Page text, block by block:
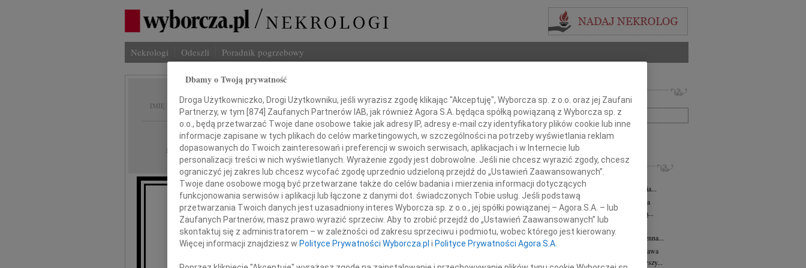
Nekrologi Odeszli Poradnik pogrzebowy
IMIĘ I NAZWISKO: Krystyna Jamroz
REGION: Warszawa
DATA EMISJI: 29.08.2023
29 sierpnia 2023 roku.
mija setna rocznica urodzin
Imię i nazwisko lub numer ogłoszenia:
+ szukanie zaawansowane
INNE NEKROLOGI
Asia Kułakowska 07.08.2026
Asia Kułakowska 8 czerwca 1984 - 9 sierpnia...
Małgorzata Kościelska
Warszawa
Z żalem żegnam prof. Małgorzatę Kościelską...
Janusz Goetze
07.08.2026
Janusz Goetze adwokat 9 lat bez Ciebie Bożenna...
Wacława Stec-Myśliwska
Warszawa
W dniu 4 sierpnia 2026 roku zmarła przeżywszy...
Dbamy o Twoją prywatność
Droga Użytkowniczko, Drogi Użytkowniku, jeśli wyrazisz zgodę klikając "Akceptuję", Wyborcza sp. z o.o. oraz jej Zaufani
Partnerzy, w tym [874] Zaufanych Partnerów IAB, jak również Agora S.A. będąca spółką powiązaną z Wyborcza sp. z
o.o., będą przetwarzać Twoje dane osobowe takie jak adresy IP, adresy e-mail czy identyfikatory plików cookie lub inne
informacje zapisane w tych plikach do celów marketingowych, w szczególności na potrzeby wyświetlania reklam
dopasowanych do Twoich zainteresowań i preferencji w swoich serwisach, aplikacjach i w Internecie lub
personalizacji treści w nich wyświetlanych. Wyrażenie zgody jest dobrowolne. Jeśli nie chcesz wyrazić zgody, chcesz
ograniczyć jej zakres lub chcesz wycofać zgodę uprzednio udzieloną przejdź do „Ustawień Zaawansowanych”.
Twoje dane osobowe mogą być przetwarzane także do celów badania i mierzenia informacji dotyczących
funkcjonowania serwisów i aplikacji lub łączone z danymi dot. świadczonych Tobie usług. Jeśli podstawą
przetwarzania Twoich danych jest uzasadniony interes Wyborcza sp. z o.o., jej spółki powiązanej – Agora S.A. – lub
Zaufanych Partnerów, masz prawo wyrazić sprzeciw. Aby to zrobić przejdź do „Ustawień Zaawansowanych” lub
skontaktuj się z administratorem – w zależności od zakresu sprzeciwu i podmiotu, wobec którego jest kierowany.
Więcej informacji znajdziesz w Polityce Prywatności Wyborcza.pl i Polityce Prywatności Agora S.A.